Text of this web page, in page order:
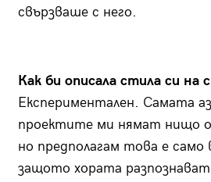
свързваше с него.
Как би описала стила си на
Експериментален. Самата
проектите ми нямат нищо
но предполагам това е
защото хората